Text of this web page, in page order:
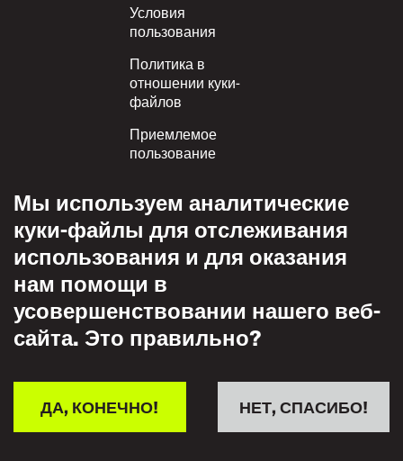
Условия
пользования
Политика в
отношении куки-
файлов
Приемлемое
пользование
конфиденциальности
Политика взаимного
уважения
Мы используем аналитические
куки-файлы для отслеживания
использования и для оказания
нам помощи в
усовершенствовании нашего веб-
сайта. Это правильно?
НЕТ, СПАСИБО!
ДА, КОНЕЧНО!